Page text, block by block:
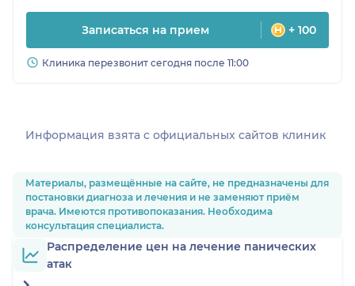
Записаться на прием + 100
Клиника перезвонит сегодня после 11:00
Информация взята c официальных сайтов клиник
Материалы, размещённые на сайте, не предназначены для
постановки диагноза и лечения и не заменяют приём
врача. Имеются противопоказания. Необходима
консультация специалиста.
Распределение цен на лечение панических
атак